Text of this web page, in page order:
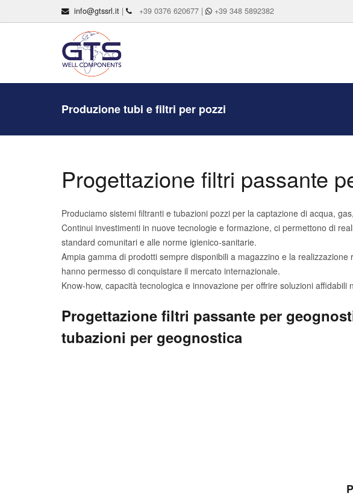
info@gtssrl.it | +39 0376 620677 | +39 348 5892382
Produzione tubi e filtri per pozzi
Progettazione filtri passante
Produciamo sistemi filtranti e tubazioni pozzi per la captazione di acqua,
Continui investimenti in nuove tecnologie e formazione, ci permettono di
standard comunitari e alle norme igienico-sanitarie.
Ampia gamma di prodotti sempre disponibili a magazzino e la
hanno permesso di conquistare il mercato internazionale.
Know-how, capacità tecnologica e innovazione per offrire soluzioni affidabili
Progettazione filtri passante per
tubazioni per geognostica